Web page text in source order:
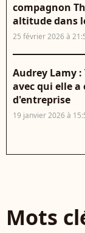
compagnon
altitude dans
25 février 2026 à
Audrey Lamy
avec qui elle
d'entreprise
19 janvier 2026 à
Mots